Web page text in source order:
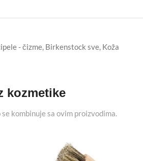
- čizme Birkenstock sve Koža
kozmetike
kombinuje sa ovim proizvodima.